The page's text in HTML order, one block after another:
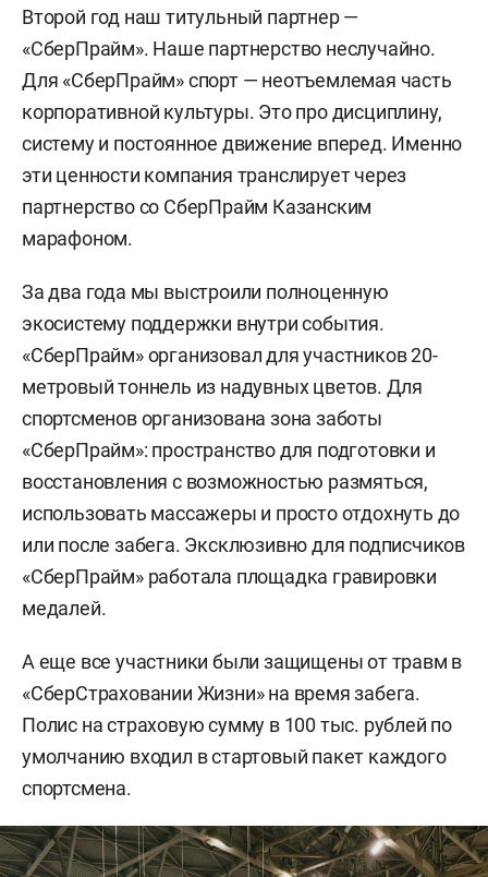
Второй год наш титульный партнер —
«СберПрайм». Наше партнерство неслучайно.
Для «СберПрайм» спорт — неотъемлемая часть
корпоративной культуры. Это про дисциплину,
систему и постоянное движение вперед. Именно
эти ценности компания транслирует через
партнерство со СберПрайм Казанским
марафоном.
За два года мы выстроили полноценную
экосистему поддержки внутри события.
«СберПрайм» организовал для участников 20-
метровый тоннель из надувных цветов. Для
спортсменов организована зона заботы
«СберПрайм»: пространство для подготовки и
восстановления с возможностью размяться,
использовать массажеры и просто отдохнуть до
или после забега. Эксклюзивно для подписчиков
«СберПрайм» работала площадка гравировки
медалей.
А еще все участники были защищены от травм в
«СберСтраховании Жизни» на время забега.
Полис на страховую сумму в 100 тыс. рублей по
умолчанию входил в стартовый пакет каждого
спортсмена.